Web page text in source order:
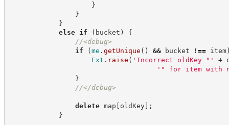
}
}
}
else
if ( bucket )
{
//<debug>
if
(me . getUnique ( ) && bucket !== item
Ext . raise ( ' Incorrect oldKey " ' +
' " for item with
}
//</debug>
delete map [ oldKey] ;
}